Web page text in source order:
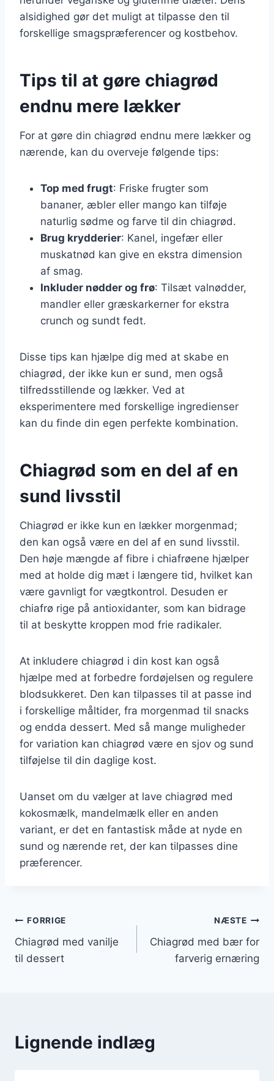
alsidighed gør det muligt at tilpasse den til
forskellige smagspræferencer og kostbehov.
Tips til at gøre chiagrød
endnu mere lækker
For at gøre din chiagrød endnu mere lækker og
nærende, kan du overveje følgende tips:
Top med frugt: Friske frugter som
bananer, æbler eller mango kan tilføje
naturlig sødme og farve til din chiagrød.
Brug krydderier: Kanel, ingefær eller
muskatnød kan give en ekstra dimension
af smag.
Inkluder nødder og frø: Tilsæt valnødder,
mandler eller græskarkerner for ekstra
crunch og sundt fedt.
Disse tips kan hjælpe dig med at skabe en
chiagrød, der ikke kun er sund, men også
tilfredsstillende og lækker. Ved at
eksperimentere med forskellige ingredienser
kan du finde din egen perfekte kombination.
Chiagrød som en del af en
sund livsstil
Chiagrød er ikke kun en lækker morgenmad;
den kan også være en del af en sund livsstil.
Den høje mængde af fibre i chiafrøene hjælper
med at holde dig mæt i længere tid, hvilket kan
være gavnligt for vægtkontrol. Desuden er
chiafrø rige på antioxidanter, som kan bidrage
til at beskytte kroppen mod frie radikaler.
At inkludere chiagrød i din kost kan også
hjælpe med at forbedre fordøjelsen og regulere
blodsukkeret. Den kan tilpasses til at passe ind
i forskellige måltider, fra morgenmad til snacks
og endda dessert. Med så mange muligheder
for variation kan chiagrød være en sjov og sund
tilføjelse til din daglige kost.
Uanset om du vælger at lave chiagrød med
kokosmælk, mandelmælk eller en anden
variant, er det en fantastisk måde at nyde en
sund og nærende ret, der kan tilpasses dine
præferencer.
Indlægsnavigation
FORRIGE
Chiagrød med vanilje
til dessert
NÆSTE
Chiagrød med bær for
farverig ernæring
Lignende indlæg